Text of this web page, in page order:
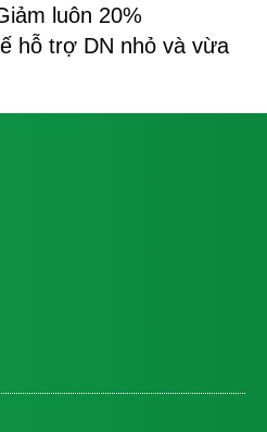
luôn 20%
hỗ trợ DN nhỏ và vừa